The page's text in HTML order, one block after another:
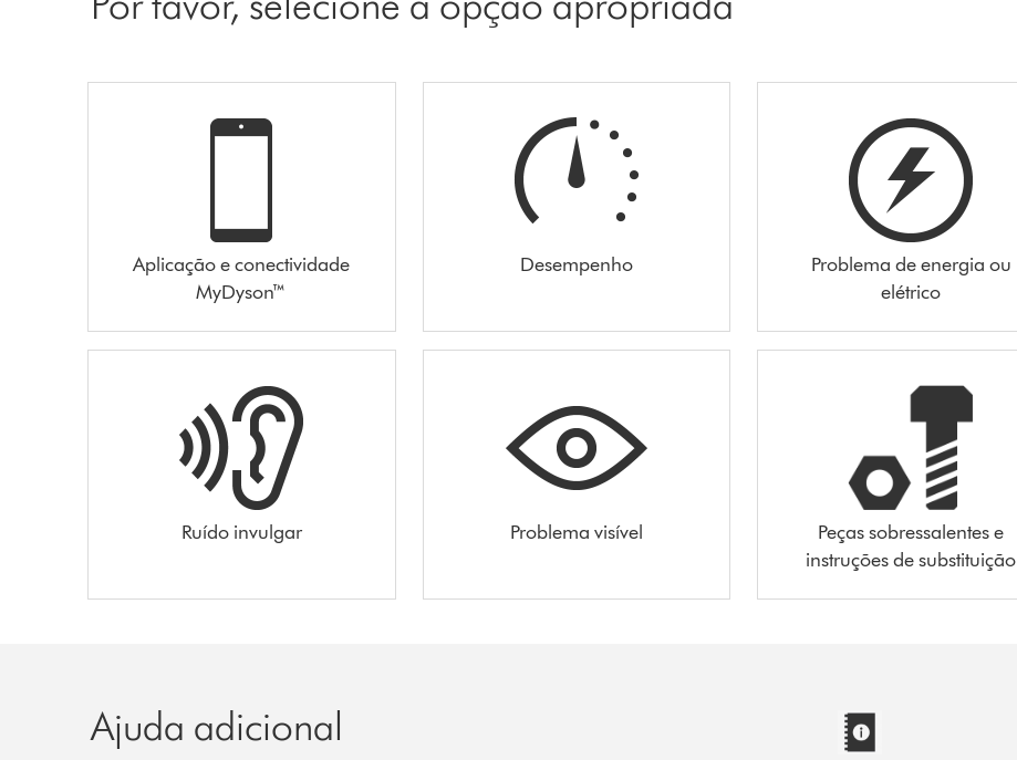
Aplicação e conectividade
MyDyson™
Desempenho
Problema de energia ou
elétrico
Ruído invulgar Problema visível
Peças sobressalentes e
instruções de substituição
Ajuda adicional